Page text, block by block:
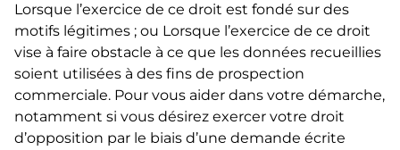
Lorsque l’exercice de ce droit est fondé sur des
motifs légitimes ; ou Lorsque l’exercice de ce droit
vise à faire obstacle à ce que les données recueillies
soient utilisées à des fins de prospection
commerciale. Pour vous aider dans votre démarche,
notamment si vous désirez exercer votre droit
d’opposition par le biais d’une demande écrite